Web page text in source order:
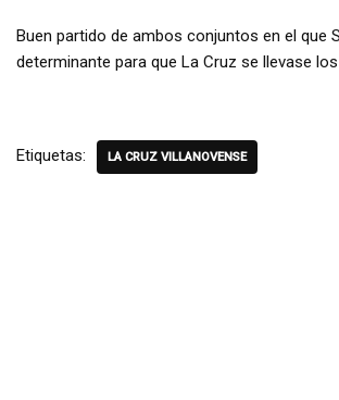
Buen partido de ambos conjuntos en el que
determinante para que La Cruz se llevase
Etiquetas: LA CRUZ VILLANOVENSE